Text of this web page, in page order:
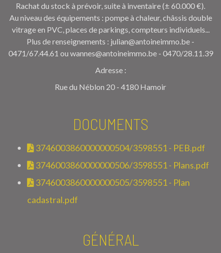
Rachat du stock à prévoir, suite à inventaire (± 60.000 €).
Au niveau des équipements : pompe à chaleur, châssis double
vitrage en PVC, places de parkings, compteurs individuels...
Plus de renseignements : julian@antoineimmo.be -
0471/67.44.61 ou wannes@antoineimmo.be - 0470/28.11.39
Adresse :
Rue du Néblon 20 - 4180 Hamoir
DOCUMENTS
3746003860000000504/3598551 - PEB.pdf
3746003860000000506/3598551 - Plans.pdf
3746003860000000505/3598551 - Plan
cadastral.pdf
GÉNÉRAL